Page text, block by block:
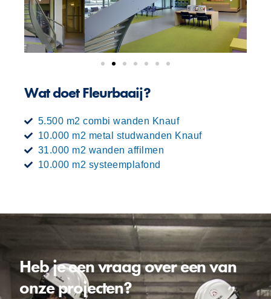
Wat doet Fleurbaaij?
5.500 m2 combi wanden Knauf
10.000 m2 metal studwanden Knauf
31.000 m2 wanden affilmen
10.000 m2 systeemplafond
Heb je een vraag over een van
onze projecten?